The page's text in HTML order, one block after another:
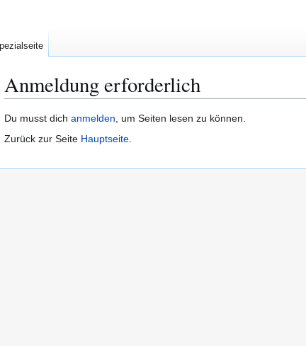
Anmeldung erforderlich
Zur
Navigation
Zur
Suche
Du musst dich anmelden, um Seiten lesen zu können.
Zurück zur Seite Hauptseite.